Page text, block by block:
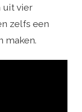
uit vier
zelfs een
maken.